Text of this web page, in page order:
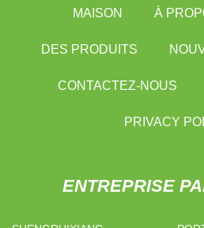
MAISON À
DES PRODUITS
CONTACTEZ-NOUS
PRIVACY
ENTREPRISE